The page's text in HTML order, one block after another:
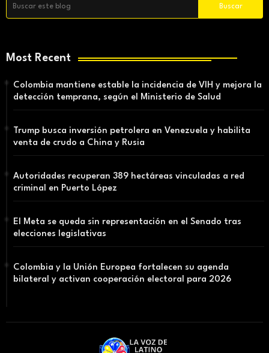
Most Recent
Colombia mantiene estable la incidencia de VIH y mejora la
detección temprana, según el Ministerio de Salud
Trump busca inversión petrolera en Venezuela y habilita
venta de crudo a China y Rusia
Autoridades recuperan 389 hectáreas vinculadas a red
criminal en Puerto López
El Meta se queda sin representación en el Senado tras
elecciones legislativas
Colombia y la Unión Europea fortalecen su agenda
bilateral y activan cooperación electoral para 2026